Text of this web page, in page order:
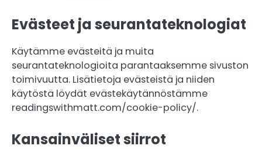
Evästeet ja seurantateknologiat
Käytämme evästeitä ja muita
seurantateknologioita parantaaksemme sivuston
toimivuutta. Lisätietoja evästeistä ja niiden
käytöstä löydät evästekäytännöstämme
readingswithmatt.com/cookie-policy/.
Kansainväliset siirrot